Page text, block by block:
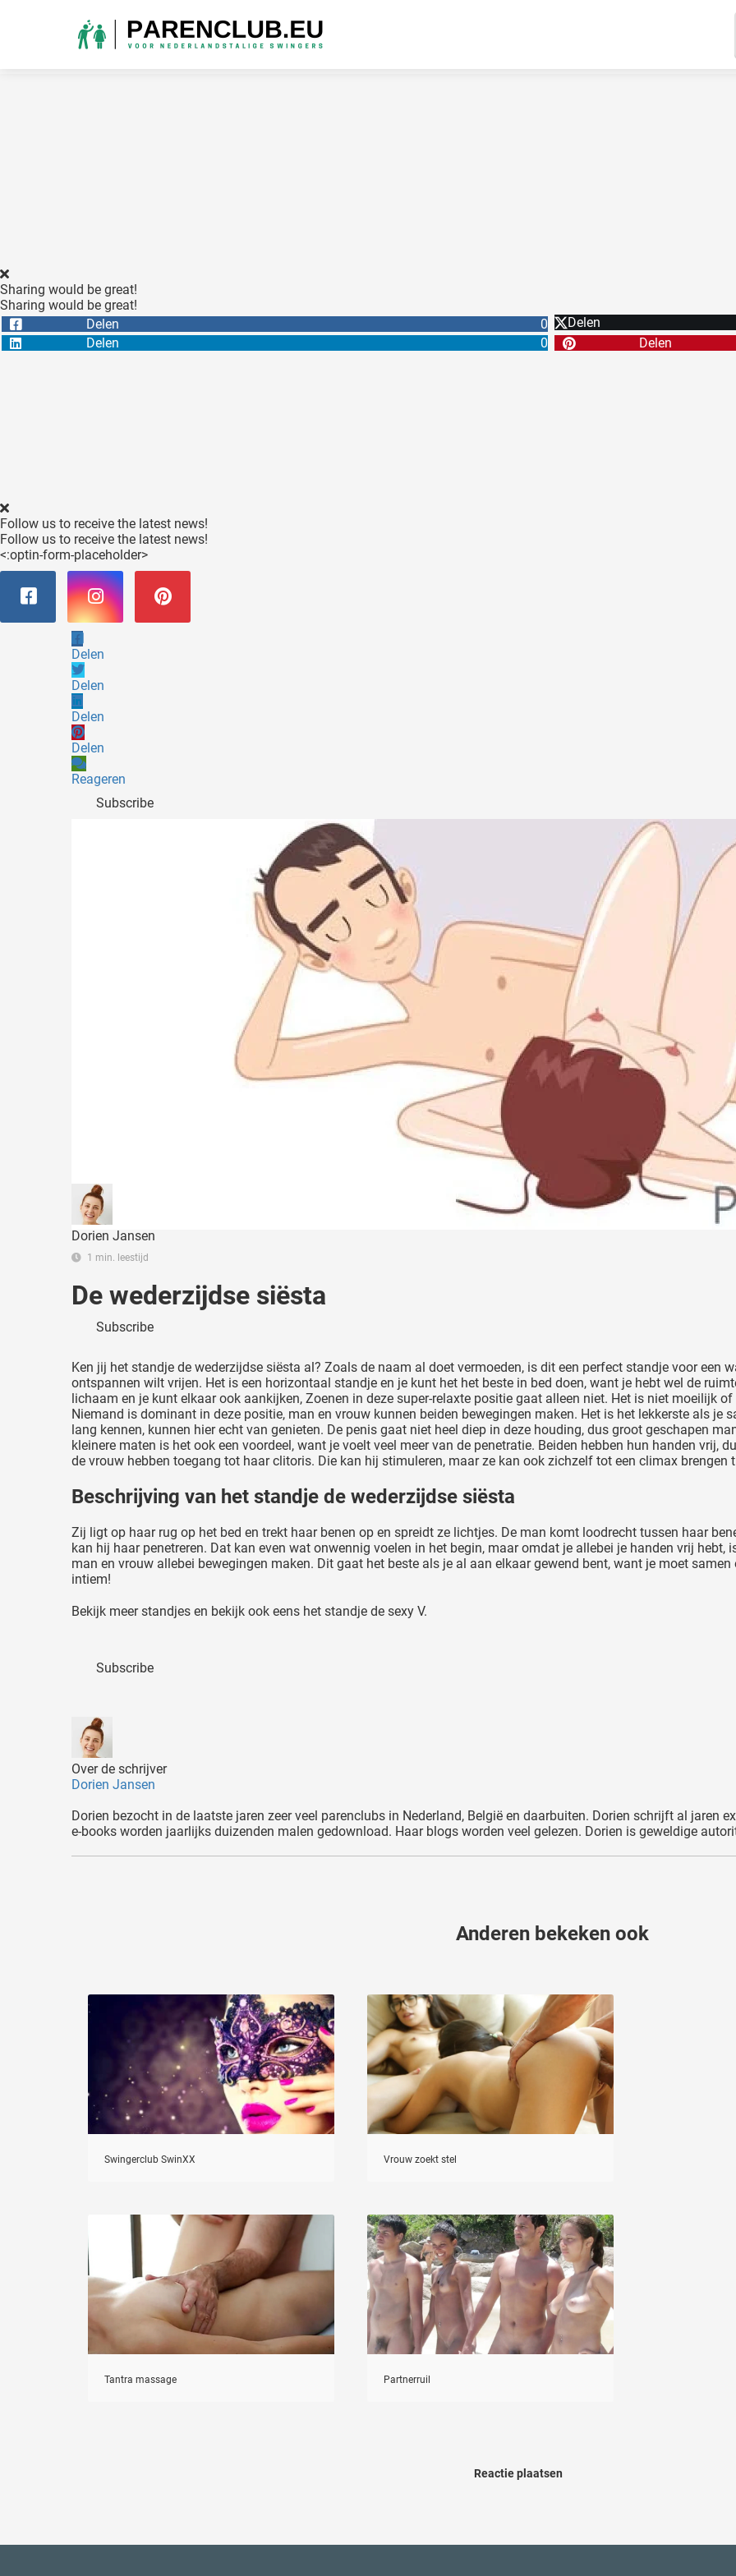
Sharing would be great!
Sharing would be great!
Delen
0
Delen
Delen
0 Delen
Follow us to receive the latest news!
Follow us to receive the latest news!
<:optin-form-placeholder>
Delen
Delen
Delen
Delen
Reageren
Subscribe
Dorien Jansen
1 min. leestijd
De wederzijdse siësta
Subscribe
Ken jij het standje de wederzijdse siësta al? Zoals de naam al doet vermoeden, is dit een perfect standje voor een
ontspannen wilt vrijen. Het is een horizontaal standje en je kunt het het beste in bed doen, want je hebt wel de
lichaam en je kunt elkaar ook aankijken, Zoenen in deze super-relaxte positie gaat alleen niet. Het is niet moeilijk
Niemand is dominant in deze positie, man en vrouw kunnen beiden bewegingen maken. Het is het lekkerste als je
lang kennen, kunnen hier echt van genieten. De penis gaat niet heel diep in deze houding, dus groot geschapen
kleinere maten is het ook een voordeel, want je voelt veel meer van de penetratie. Beiden hebben hun handen vrij,
de vrouw hebben toegang tot haar clitoris. Die kan hij stimuleren, maar ze kan ook zichzelf tot een climax brengen
Beschrijving van het standje de wederzijdse siësta
Zij ligt op haar rug op het bed en trekt haar benen op en spreidt ze lichtjes. De man komt loodrecht tussen haar
kan hij haar penetreren. Dat kan even wat onwennig voelen in het begin, maar omdat je allebei je handen vrij
man en vrouw allebei bewegingen maken. Dit gaat het beste als je al aan elkaar gewend bent, want je moet
intiem!
Bekijk meer standjes en bekijk ook eens het standje de sexy V.
Subscribe
Over de schrijver
Dorien Jansen
Dorien bezocht in de laatste jaren zeer veel parenclubs in Nederland, België en daarbuiten. Dorien schrijft al jaren
e-books worden jaarlijks duizenden malen gedownload. Haar blogs worden veel gelezen. Dorien is geweldige
Anderen bekeken ook
Swingerclub SwinXX Vrouw zoekt stel
Tantra massage Partnerruil
Reactie plaatsen